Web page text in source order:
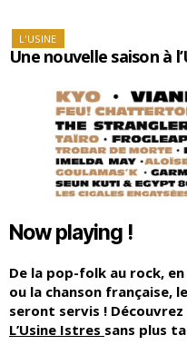
Catégories
L'USINE
Une nouvelle saison à
Now playing !
De la pop-folk au rock,
ou la chanson française,
seront servis !
L’Usine Istres sans plus